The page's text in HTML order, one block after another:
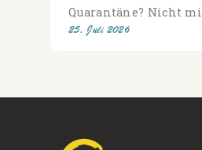
Quarantäne? Nicht
25. Juli 2026